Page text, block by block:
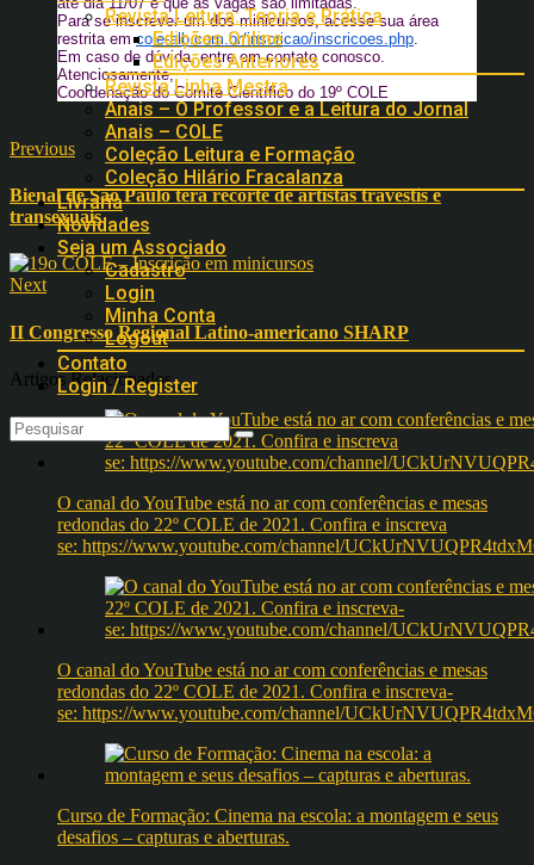
Revista Leitura: Teoria e Prática
Edições Online
Edições Anteriores
Revista Linha Mestra
Anais – O Professor e a Leitura do Jornal
Anais – COLE
Coleção Leitura e Formação
Coleção Hilário Fracalanza
Livraria
Novidades
Seja um Associado
Cadastro
Login
Minha Conta
Logout
Contato
Login / Register
Para se inscrever um dos minicursos, acesse sua área
restrita emcole-alb.com.br/inscricao/inscricoes.php
Em caso de dúvida, entre em contato conosco.
Atenciosamente,
Coordenação do Comitê Científico do 19º COLE
Previous
Bienal de São Paulo terá recorte de artistas travestis e
transexuais
Next
II Congresso Regional Latino-americano SHARP
Artigos Relacionados
O canal do YouTube está no ar com conferências e mesas
redondas do 22º COLE de 2021. Confira e inscreva
se: https://www.youtube.com/channel/
O canal do YouTube está no ar com conferências e mesas
redondas do 22º COLE de 2021. Confira e inscreva-
se: https://www.youtube.com/channel/
Curso de Formação: Cinema na escola: a montagem e seus
desafios – capturas e aberturas.